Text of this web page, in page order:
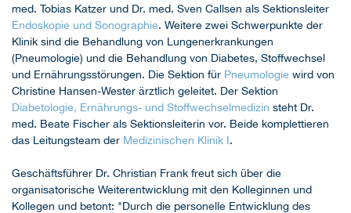
med. Tobias Katzer und Dr. med. Sven Callsen als Sektionsleiter
Endoskopie und Sonographie. Weitere zwei Schwerpunkte der
Klinik sind die Behandlung von Lungenerkrankungen
(Pneumologie) und die Behandlung von Diabetes, Stoffwechsel
und Ernährungsstörungen. Die Sektion für Pneumologie wird von
Christine Hansen-Wester ärztlich geleitet. Der Sektion
Diabetologie, Ernährungs- und Stoffwechselmedizin steht Dr.
med. Beate Fischer als Sektionsleiterin vor. Beide komplettieren
das Leitungsteam der Medizinischen Klinik I.
Geschäftsführer Dr. Christian Frank freut sich über die
organisatorische Weiterentwicklung mit den Kolleginnen und
Kollegen und betont: "Durch die personelle Entwicklung des